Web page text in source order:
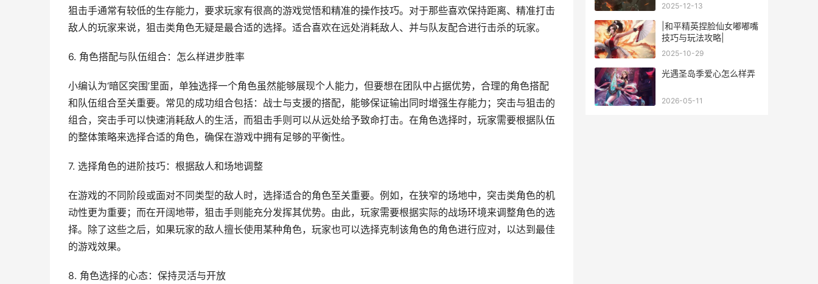
狙击手通常有较低的生存能力，要求玩家有很高的游戏觉悟和精准的操作技巧。对于那些喜欢保持距离、精准打击
敌人的玩家来说，狙击类角色无疑是最合适的选择。适合喜欢在远处消耗敌人、并与队友配合进行击杀的玩家。
6. 角色搭配与队伍组合：怎么样进步胜率
小编认为‘暗区突围’里面，单独选择一个角色虽然能够展现个人能力，但要想在团队中占据优势，合理的角色搭配
和队伍组合至关重要。常见的成功组合包括：战士与支援的搭配，能够保证输出同时增强生存能力；突击与狙击的
组合，突击手可以快速消耗敌人的生活，而狙击手则可以从远处给予致命打击。在角色选择时，玩家需要根据队伍
的整体策略来选择合适的角色，确保在游戏中拥有足够的平衡性。
7. 选择角色的进阶技巧：根据敌人和场地调整
在游戏的不同阶段或面对不同类型的敌人时，选择适合的角色至关重要。例如，在狭窄的场地中，突击类角色的机
动性更为重要；而在开阔地带，狙击手则能充分发挥其优势。由此，玩家需要根据实际的战场环境来调整角色的选
择。除了这些之后，如果玩家的敌人擅长使用某种角色，玩家也可以选择克制该角色的角色进行应对，以达到最佳
的游戏效果。
8. 角色选择的心态：保持灵活与开放
2025-12-13
|和平精英捏脸仙女嘟嘟嘴
技巧与玩法攻略|
2025-10-29
光遇圣岛季爱心怎么样弄
2026-05-11